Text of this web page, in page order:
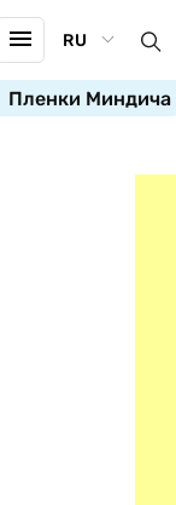
RU
Пленки Миндича